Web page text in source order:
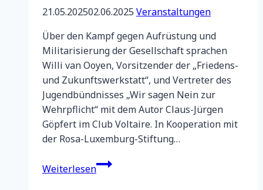
21.05.202502.06.2025 Veranstaltungen
Über den Kampf gegen Aufrüstung und
Militarisierung der Gesellschaft sprachen
Willi van Ooyen, Vorsitzender der „Friedens-
und Zukunftswerkstatt“, und Vertreter des
Jugendbündnisses „Wir sagen Nein zur
Wehrpflicht“ mit dem Autor Claus-Jürgen
Göpfert im Club Voltaire. In Kooperation mit
der Rosa-Luxemburg-Stiftung…
WeiterlesenVeranstaltung:
Kampf